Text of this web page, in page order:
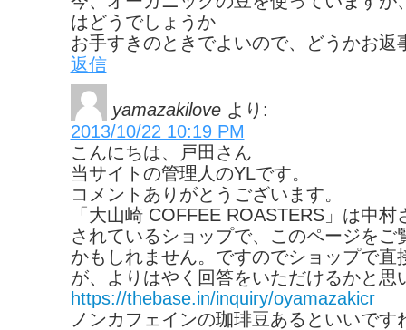
はどうでしょうか
お手すきのときでよいので、どうかお返
返信
yamazakilove より:
2013/10/22 10:19 PM
こんにちは、戸田さん
当サイトの管理人のYLです。
コメントありがとうございます。
「大山崎 COFFEE ROASTERS」は中
されているショップで、このページをご
かもしれません。ですのでショップで直
が、よりはやく回答をいただけるかと思
https://thebase.in/inquiry/oyamazakicr
ノンカフェインの珈琲豆あるといいです